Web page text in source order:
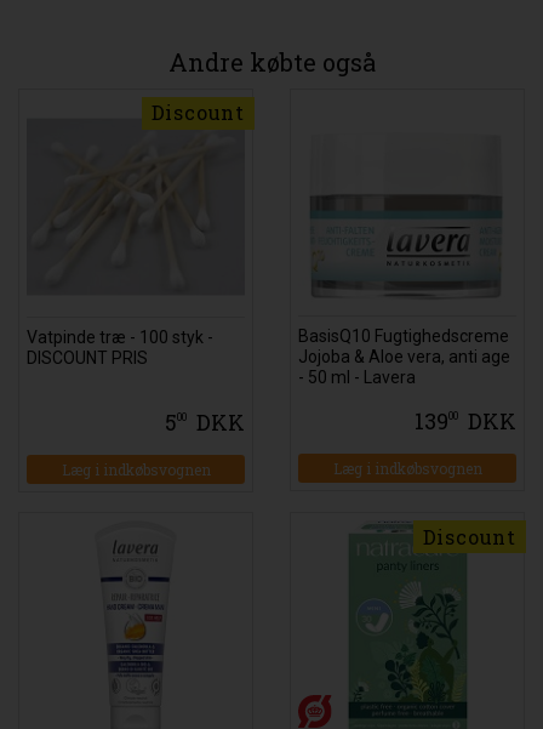
Andre købte også
Discount
Vatpinde træ - 100 styk -
DISCOUNT PRIS
500 DKK
Læg i indkøbsvognen
BasisQ10 Fugtighedscreme
Jojoba & Aloe vera, anti age
- 50 ml - Lavera
13900 DKK
Læg i indkøbsvognen
Discount